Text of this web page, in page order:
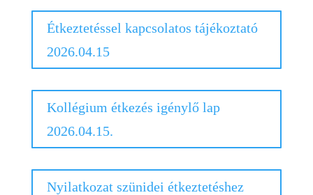
Étkeztetéssel kapcsolatos tájékoztató
2026.04.15
Kollégium étkezés igénylő lap
2026.04.15.
Nyilatkozat szünidei étkeztetéshez